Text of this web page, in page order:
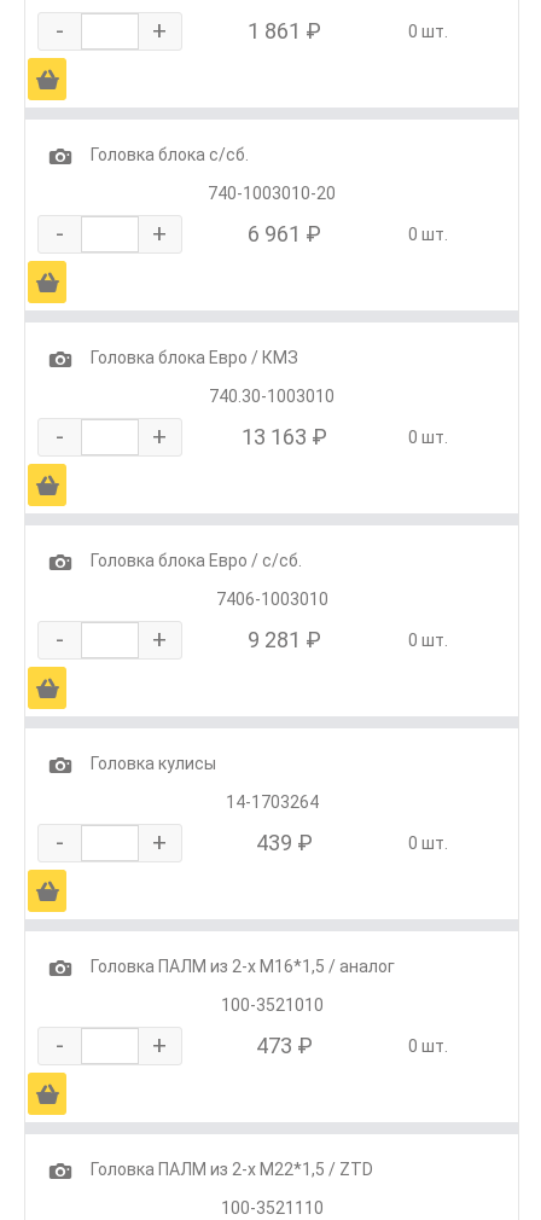
- + 1 861 ₽ 0 шт.
Ä
1
Головка блока с/сб.
740-1003010-20
- + 6 961 ₽ 0 шт.
Ä
1
Головка блока Евро / КМЗ
740.30-1003010
- + 13 163 ₽ 0 шт.
Ä
1
Головка блока Евро / с/сб.
7406-1003010
- + 9 281 ₽ 0 шт.
Ä
1
Головка кулисы
14-1703264
- + 439 ₽ 0 шт.
Ä
1
Головка ПАЛМ из 2-х М16*1,5 / аналог
100-3521010
- + 473 ₽ 0 шт.
Ä
1
Головка ПАЛМ из 2-х М22*1,5 / ZTD
100-3521110